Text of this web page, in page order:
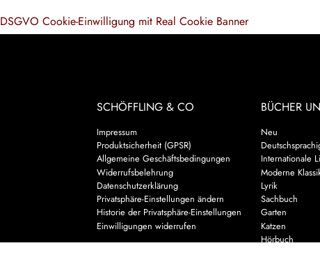
SCHÖFFLING & CO
Impressum
Produktsicherheit (GPSR)
Allgemeine Geschäftsbedingungen
Widerrufsbelehrung
Datenschutzerklärung
Privatsphäre-Einstellungen ändern
Historie der Privatsphäre-Einstellungen
Einwilligungen widerrufen
BÜCHER
Neu
Internationale
Moderne
Lyrik
Sachbuch
Garten
Katzen
Hörbuch
DSGVO Cookie-Einwilligung mit Real Cookie Banner